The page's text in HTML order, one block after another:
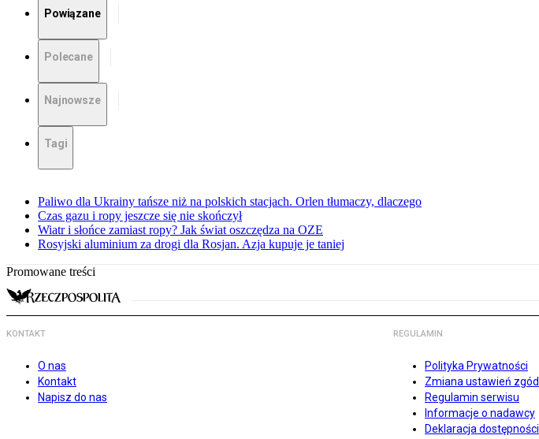
Powiązane
Polecane
Najnowsze
Tagi
Paliwo dla Ukrainy tańsze niż na polskich stacjach. Orlen tłumaczy, dlaczego
Czas gazu i ropy jeszcze się nie skończył
Wiatr i słońce zamiast ropy? Jak świat oszczędza na OZE
Rosyjski aluminium za drogi dla Rosjan. Azja kupuje je taniej
Promowane treści
KONTAKT
O nas
Kontakt
Napisz do nas
REGULAMIN
Polityka Prywatności
Zmiana ustawień zgód
Regulamin serwisu
Informacje o nadawcy
Deklaracja dostępności